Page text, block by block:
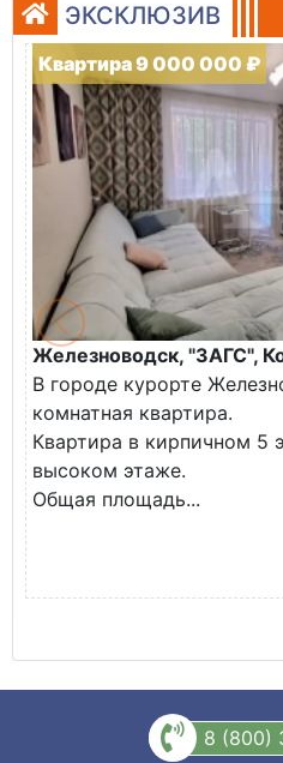
ЭКСКЛЮЗИВ
Квартира 9 000 000 ₽
Железноводск, "ЗАГС",
В городе курорте
комнатная квартира.
Квартира в кирпичном 5
высоком этаже.
Общая площадь...
8 (800)